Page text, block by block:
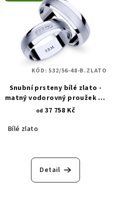
Snubní prsteny bílé zlato -
matný vodorovný proužek se
zirkony 532
od 37 758 Kč
Bílé zlato
Detail
KÓD:532/56-48-B.ZLATO